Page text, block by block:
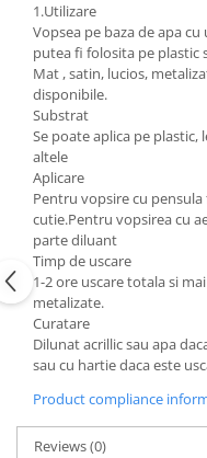
1.Utilizare
Vopsea pe baza de apa
putea fi folosita pe plastic
Mat , satin, lucios,
disponibile.
Substrat
Se poate aplica pe plastic,
altele
Aplicare
Pentru vopsire cu
cutie.Pentru vopsirea cu
parte diluant
Timp de uscare
1-2 ore uscare totala si
metalizate.
Curatare
Dilunat acrillic sau apa
sau cu hartie daca este
Product compliance
Reviews(0)